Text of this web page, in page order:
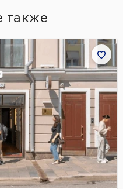
также